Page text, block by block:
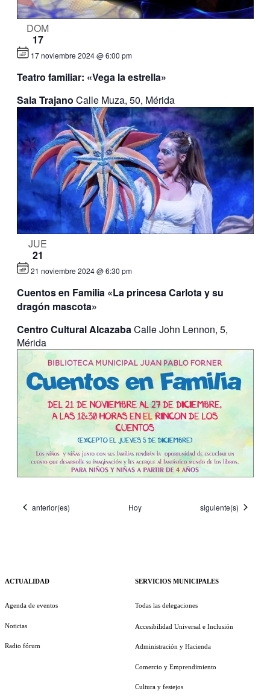
DOM
17
Teatro familiar: «Vega la estrella»
17 noviembre 2024 @ 6:00 pm
Sala Trajano Calle Muza, 50, Mérida
JUE
21
Cuentos en Familia «La princesa Carlota y su
dragón mascota»
21 noviembre 2024 @ 6:30 pm
Centro Cultural AlcazabaCalle John Lennon, 5,
Mérida
Eventos
anterior(es) Hoy Eventos
siguiente(s)
ACTUALIDAD
Agenda de eventos
Noticias
Radio fórum
SERVICIOS MUNICIPALES
Todas las delegaciones
Accesibilidad Universal e Inclusión
Administración y Hacienda
Comercio y Emprendimiento
Cultura y festejos